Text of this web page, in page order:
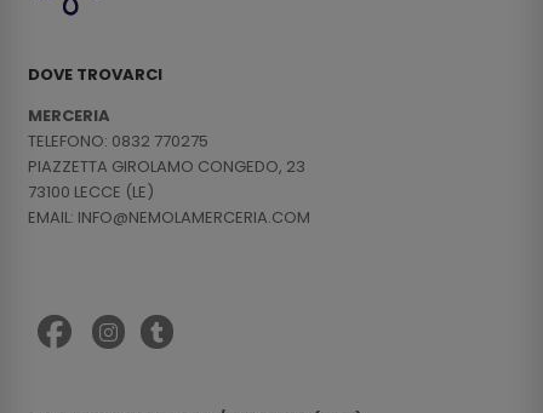
DOVE TROVARCI
MERCERIA
TELEFONO: 0832 770275
PIAZZETTA GIROLAMO CONGEDO, 23
73100 LECCE (LE)
EMAIL: INFO@NEMOLAMERCERIA.COM